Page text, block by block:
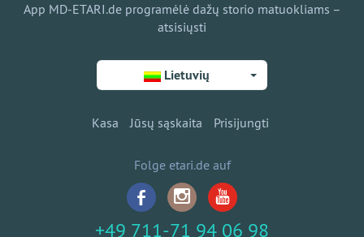
App MD-ETARI.de programėlė dažų storio matuokliams –
atsisiųsti
Lietuvių
Kasa Jūsų sąskaita Prisijungti
Folge etari.de auf
+49 711-71 94 06 98